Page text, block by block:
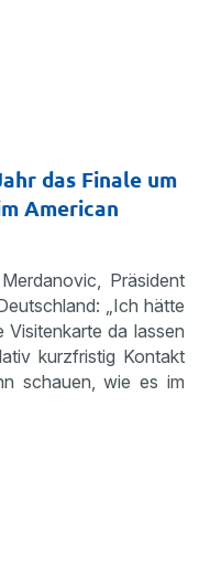
das Finale um
American
Präsident
„Ich hätte
da lassen
kurzfristig Kontakt
schauen, wie es im